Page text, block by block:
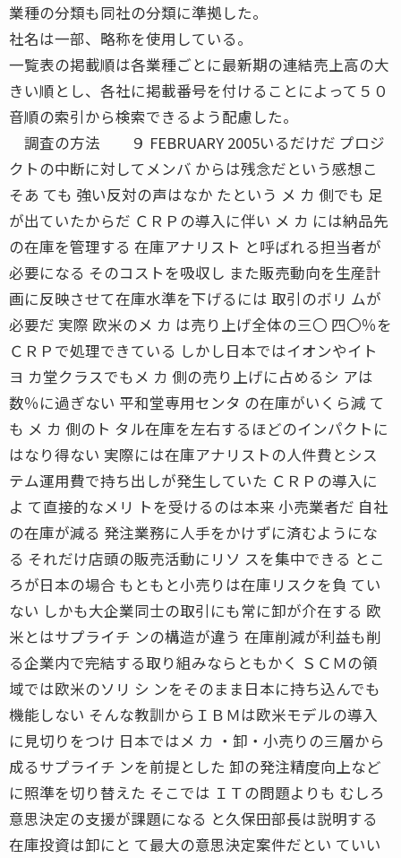
業種の分類も同社の分類に準拠した。
社名は一部、略称を使用している。
一覧表の掲載順は各業種ごとに最新期の連結売上高の大
きい順とし、各社に掲載番号を付けることによって５０
音順の索引から検索できるよう配慮した。
調査の方法 ９ FEBRUARY 2005いるだけだ プロジ
クトの中断に対してメンバ からは残念だという感想こ
そあ ても 強い反対の声はなか たという メ カ 側でも 足
が出ていたからだ ＣＲＰの導入に伴い メ カ には納品先
の在庫を管理する 在庫アナリスト と呼ばれる担当者が
必要になる そのコストを吸収し また販売動向を生産計
画に反映させて在庫水準を下げるには 取引のボリ ムが
必要だ 実際 欧米のメ カ は売り上げ全体の三〇 四〇％を
ＣＲＰで処理できている しかし日本ではイオンやイト
ヨ カ堂クラスでもメ カ 側の売り上げに占めるシ アは
数％に過ぎない 平和堂専用センタ の在庫がいくら減 て
も メ カ 側のト タル在庫を左右するほどのインパクトに
はなり得ない 実際には在庫アナリストの人件費とシス
テム運用費で持ち出しが発生していた ＣＲＰの導入に
よ て直接的なメリ トを受けるのは本来 小売業者だ 自社
の在庫が減る 発注業務に人手をかけずに済むようにな
る それだけ店頭の販売活動にリソ スを集中できる とこ
ろが日本の場合 もともと小売りは在庫リスクを負 てい
ない しかも大企業同士の取引にも常に卸が介在する 欧
米とはサプライチ ンの構造が違う 在庫削減が利益も削
る企業内で完結する取り組みならともかく ＳＣＭの領
域では欧米のソリ シ ンをそのまま日本に持ち込んでも
機能しない そんな教訓からＩＢＭは欧米モデルの導入
に見切りをつけ 日本ではメ カ ・卸・小売りの三層から
成るサプライチ ンを前提とした 卸の発注精度向上など
に照準を切り替えた そこでは ＩＴの問題よりも むしろ
意思決定の支援が課題になる と久保田部長は説明する
在庫投資は卸にと て最大の意思決定案件だとい ていい